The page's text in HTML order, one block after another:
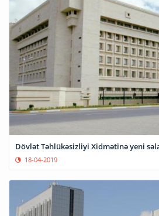
Dövlət Təhlükəsizliyi Xidmətinə yeni
18-04-2019